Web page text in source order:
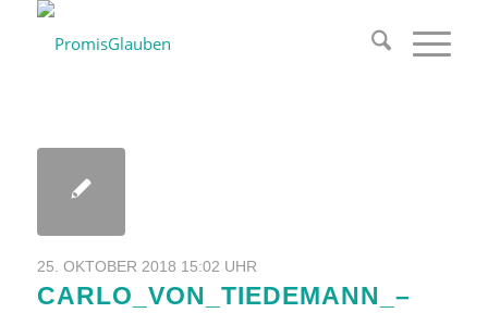
25. OKTOBER 2018 15:02 UHR
CARLO_VON_TIEDEMANN_–